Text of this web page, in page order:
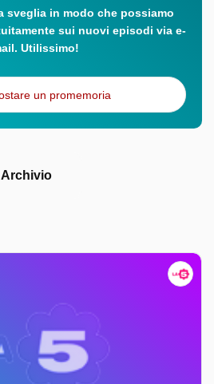
sveglia in modo che possiamo
sui nuovi episodi via e-
Utilissimo!
un promemoria
Archivio